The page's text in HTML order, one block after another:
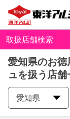
取扱店舗検索
愛知県のお
ュを扱う店舗
愛知県